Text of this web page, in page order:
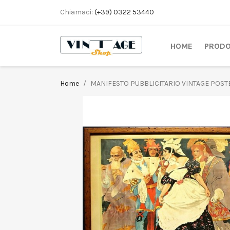
Chiamaci: (+39) 0322 53440
HOME
Home MANIFESTO PUBBLICITARIO VINTAGE